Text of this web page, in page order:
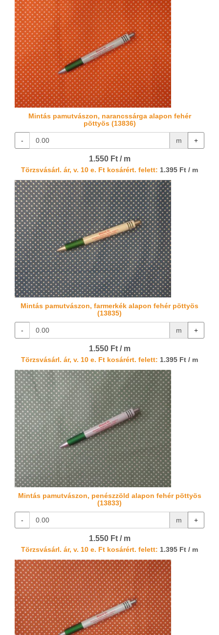
Mintás pamutvászon, narancssárga alapon fehér
pöttyös (13836)
- m +
1.550 Ft / m
Törzsvásárl. ár, v. 10 e. Ft kosárért. felett: 1.395 Ft / m
Mintás pamutvászon, farmerkék alapon fehér pöttyös
(13835)
- m +
1.550 Ft / m
Törzsvásárl. ár, v. 10 e. Ft kosárért. felett: 1.395 Ft / m
Mintás pamutvászon, penészzöld alapon fehér pöttyös
(13833)
- m +
1.550 Ft / m
Törzsvásárl. ár, v. 10 e. Ft kosárért. felett: 1.395 Ft / m